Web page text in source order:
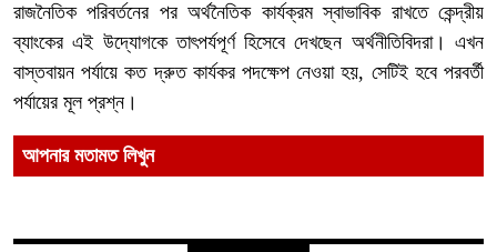
রাজনৈতিক পরিবর্তনের পর অর্থনৈতিক কার্যক্রম স্বাভাবিক রাখতে কেন্দ্রীয়
ব্যাংকের এই উদ্যোগকে তাৎপর্যপূর্ণ হিসেবে দেখছেন অর্থনীতিবিদরা। এখন
বাস্তবায়ন পর্যায়ে কত দ্রুত কার্যকর পদক্ষেপ নেওয়া হয়, সেটিই হবে পরবর্তী
পর্যায়ের মূল প্রশ্ন।
আপনার মতামত লিখুন